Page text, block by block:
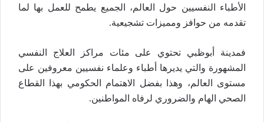
الأطباء النفسيين حول العالم، الجميع يطمح للعمل بها لما
تقدمه من حوافز ومميزات تشجيعية.
فمدينة أبوظبي تحتوي على مئات مراكز العلاج النفسي
المشهورة والتي يديرها أطباء وعلماء نفسيين معروفين على
مستوى العالم، وهذا بفضل الاهتمام الحكومي بهذا القطاع
الصحي الهام والضروري لرفاه المواطنين.